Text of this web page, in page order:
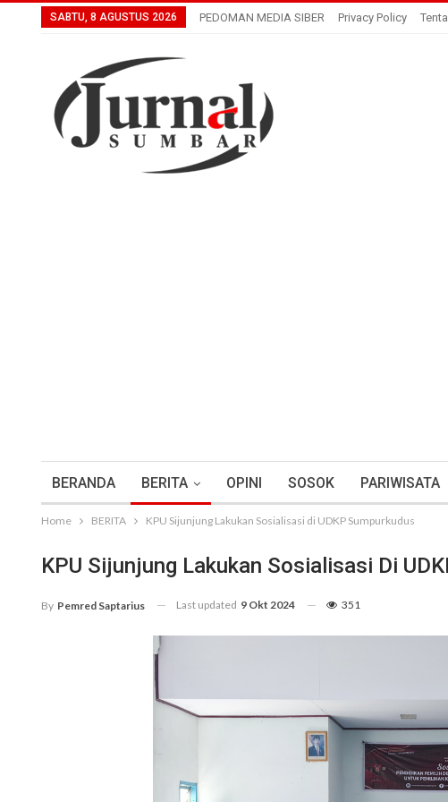
SABTU, 8 AGUSTUS 2026 PEDOMAN MEDIA SIBER Privacy Policy
BERANDA BERITA OPINI SOSOK PARIWISATA
Home BERITA KPU Sijunjung Lakukan Sosialisasi di UDKP Sumpurkudus
KPU Sijunjung Lakukan Sosialisasi Di
By Pemred Saptarius Last updated 9 Okt 2024 351